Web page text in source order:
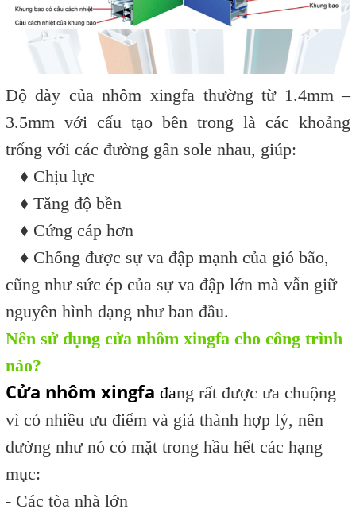
Độ dày của nhôm xingfa thường từ 1.4mm –
3.5mm với cấu tạo bên trong là các khoảng
trống với các đường gân sole nhau, giúp:
♦ Chịu lực
♦ Tăng độ bền
♦ Cứng cáp hơn
♦ Chống được sự va đập mạnh của gió bão,
cũng như sức ép của sự va đập lớn mà vẫn giữ
nguyên hình dạng như ban đầu.
Nên sử dụng cửa nhôm xingfa cho công trình
nào?
Cửa nhôm xingfa đang rất được ưa chuộng
vì có nhiều ưu điểm và giá thành hợp lý, nên
dường như nó có mặt trong hầu hết các hạng
mục:
- Các tòa nhà lớn